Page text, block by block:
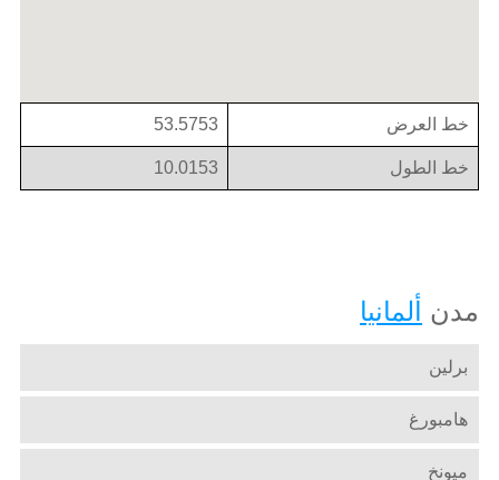
خط العرض 53.5753
خط الطول 10.0153
مدن ألمانيا
برلين
هامبورغ
ميونخ